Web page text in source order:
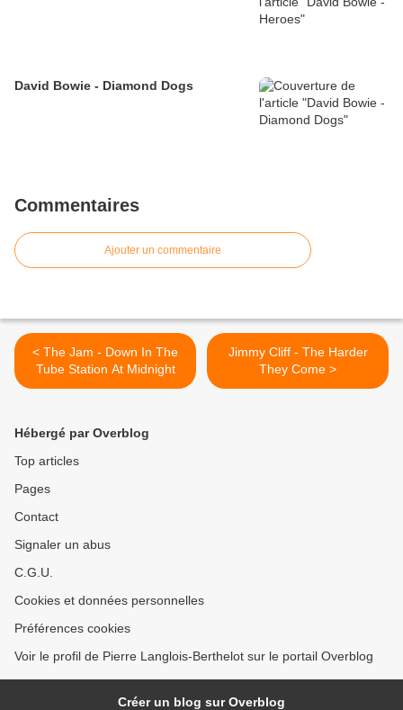
David Bowie - Diamond Dogs
Commentaires
Ajouter un commentaire
< The Jam - Down In The
Tube Station At Midnight
Jimmy Cliff - The Harder
They Come >
Hébergé par Overblog
Top articles
Pages
Contact
Signaler un abus
C.G.U.
Cookies et données personnelles
Préférences cookies
Voir le profil de Pierre Langlois-Berthelot sur le portail Overblog
Créer un blog sur Overblog